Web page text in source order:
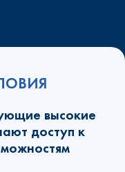
высокие
доступ к